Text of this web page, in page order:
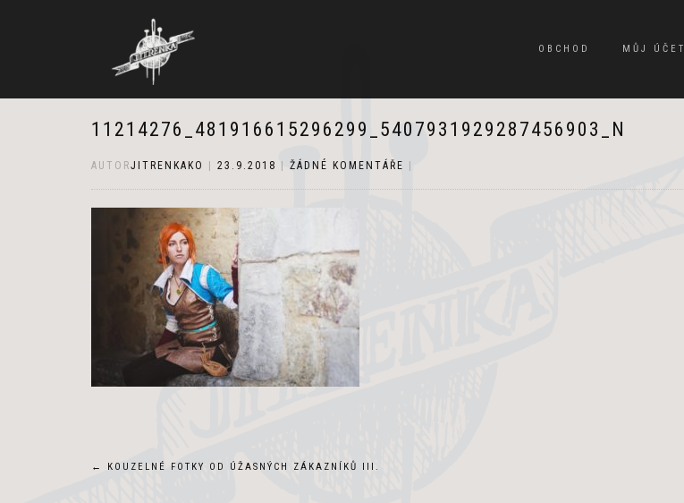
OBCHOD MŮJ ÚČET
11214276_481916615296299_5407931929287456903_N
AUTORJITRENKAKO 23.9.2018 ŽÁDNÉ KOMENTÁŘE
Navigace
← KOUZELNÉ FOTKY OD ÚŽASNÝCH ZÁKAZNÍKŮ III.